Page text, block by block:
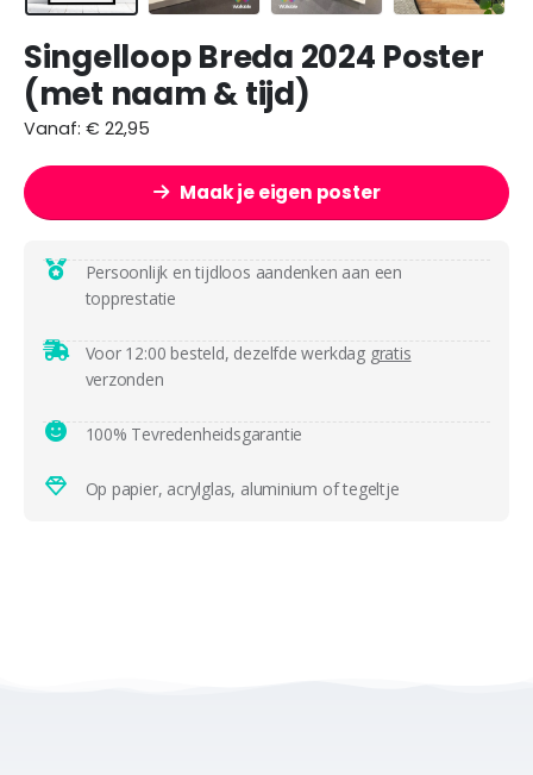
Singelloop Breda 2024 Poster
(met naam & tijd)
Vanaf: € 22,95
Maak je eigen poster
Persoonlijk en tijdloos aandenken aan een
topprestatie
Voor 12:00 besteld, dezelfde werkdag gratis
verzonden
100% Tevredenheidsgarantie
Op papier, acrylglas, aluminium of tegeltje